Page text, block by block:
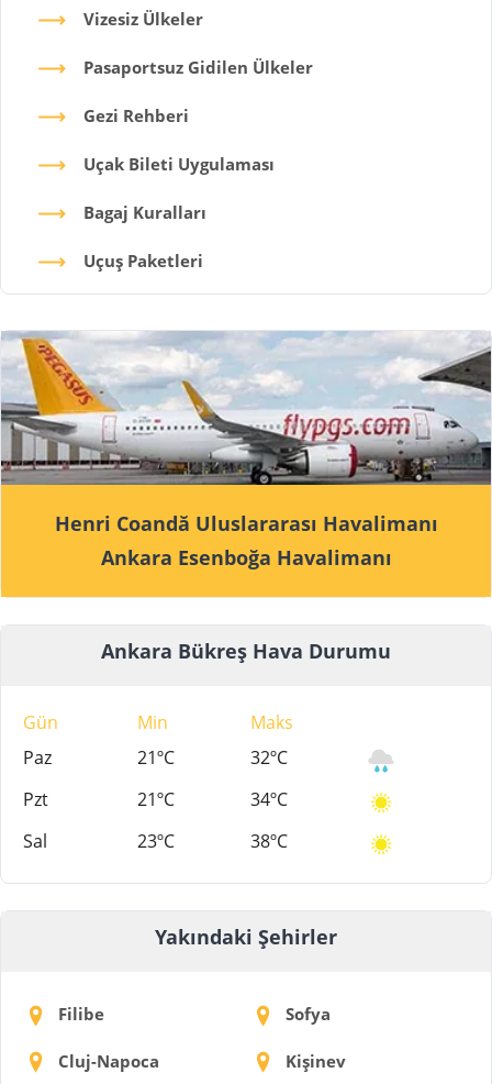
Vizesiz Ülkeler
Pasaportsuz Gidilen Ülkeler
Gezi Rehberi
Uçak Bileti Uygulaması
Bagaj Kuralları
Uçuş Paketleri
Henri Coandă Uluslararası Havalimanı
Ankara Esenboğa Havalimanı
Ankara Bükreş Hava Durumu
Gün Min
Maks
Paz
21ºC
32ºC
Pzt
21ºC
34ºC
Sal
23ºC 38ºC
Yakındaki Şehirler
Filibe Sofya
Cluj-Napoca Kişinev